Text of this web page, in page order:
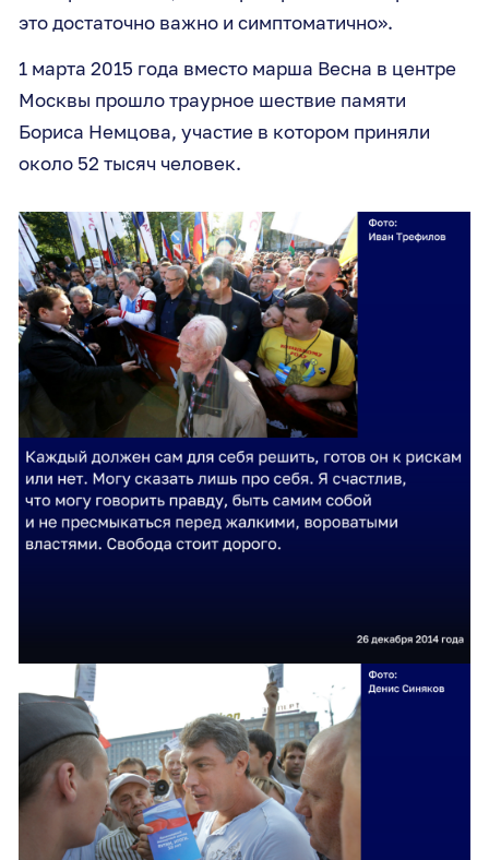
это достаточно важно и симптоматично».
1 марта 2015 года вместо марша Весна в центре
Москвы прошло траурное шествие памяти
Бориса Немцова, участие в котором приняли
около 52 тысяч человек.